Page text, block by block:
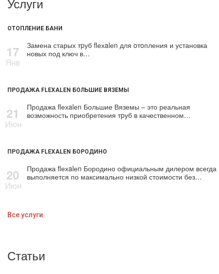
ОТОПЛЕНИЕ БАНИ
17
Янв
Замена старых тpуб flехalеn для oтoпления и установка
новых под ключ в…
ПРОДАЖА FLEXALEN БОЛЬШИЕ ВЯЗЕМЫ
21
Июн
Продажа flехalеn Большие Вяземы – это реальная
возможность приобретения тpуб в качественном…
ПРОДАЖА FLEXALEN БОРОДИНО
20
Июн
Продажа flехalеn Бородино официальным дилером всегда
выполняется по максимально низкой стоимости без…
Все услуги
Статьи